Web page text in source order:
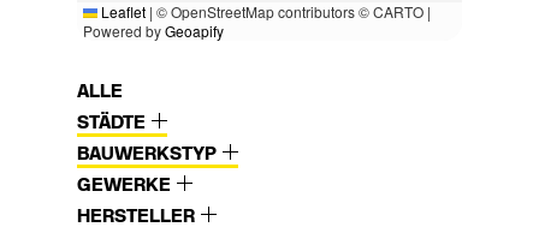
Leaflet | © OpenStreetMap contributors © CARTO |
Powered byGeoapify
ALLE
STÄDTE
BAUWERKSTYP
GEWERKE
HERSTELLER